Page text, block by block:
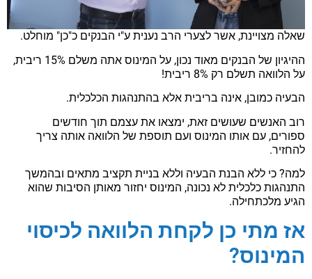
שאלה מצויינת, אשר לצערי הרב נענית ע"י הבנקים כ"כן" מוחלט.
ההיגיון של הבנקים מאוד נכון, על המינוס אתה משלם 15% ריבית,
על הלוואה תשלם רק 8% ריבית!
הבעיה כמובן, אינה בריבית אלא בהתנהגות הכלכלית.
רוב האנשים שעושים זאת, ימצאו את עצמם תוך חודשים
ספורים, עם אותו המינוס ועם תוספת של הלוואה אותה צריך
להחזיר.
למה? כי ללא הבנת הבעיה וללא בניית תקציב מתאים ובהמשך
התנהגות כלכלית לא נכונה, המינוס יחזור מאותן הסיבות שהוא
הגיע מלכתחילה.
אז מתי כן לקחת הלוואה לכיסוי
המינוס?